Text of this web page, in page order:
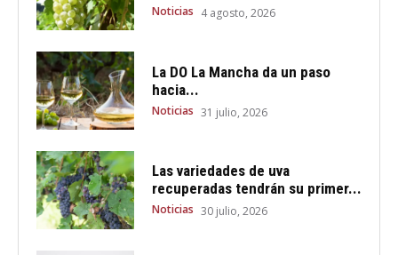
Noticias 4 agosto, 2026
La DO La Mancha da un paso
hacia...
Noticias 31 julio, 2026
Las variedades de uva
recuperadas tendrán su primer...
Noticias 30 julio, 2026